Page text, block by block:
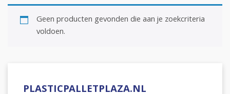
PLASTICPALLETPLAZA.NL
Geen producten gevonden die aan je zoekcriteria
voldoen.